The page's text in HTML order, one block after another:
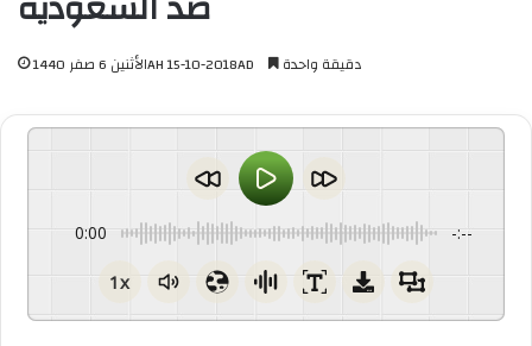
الأثنين 6 صفر 1440AH 15-10-2018AD دقيقة واحدة
0:00 -:--
1x